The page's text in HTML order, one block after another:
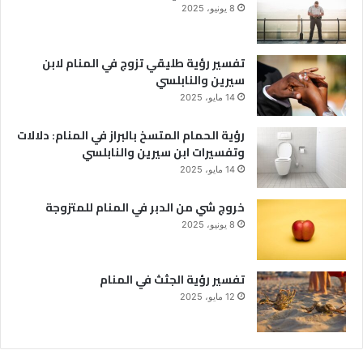
8 يونيو، 2025
تفسير رؤية طليقي تزوج في المنام لابن
سيرين والنابلسي
14 مايو، 2025
رؤية الحمام المتسخ بالبراز في المنام: دلالات
وتفسيرات ابن سيرين والنابلسي
14 مايو، 2025
خروج شي من الدبر في المنام للمتزوجة
8 يونيو، 2025
تفسير رؤية الجثث في المنام
12 مايو، 2025